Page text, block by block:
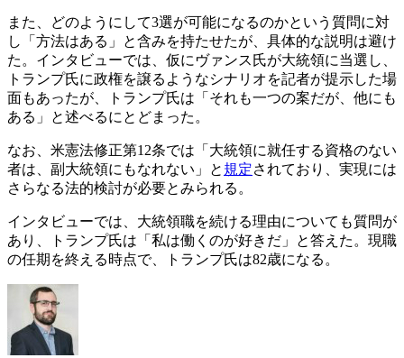
また、どのようにして3選が可能になるのかという質問に対
し「方法はある」と含みを持たせたが、具体的な説明は避け
た。インタビューでは、仮にヴァンス氏が大統領に当選し、
トランプ氏に政権を譲るようなシナリオを記者が提示した場
面もあったが、トランプ氏は「それも一つの案だが、他にも
ある」と述べるにとどまった。
なお、米憲法修正第12条では「大統領に就任する資格のない
者は、副大統領にもなれない」と 規定されており、実現には
さらなる法的検討が必要とみられる。
インタビューでは、大統領職を続ける理由についても質問が
あり、トランプ氏は「私は働くのが好きだ」と答えた。現職
の任期を終える時点で、トランプ氏は82歳になる。